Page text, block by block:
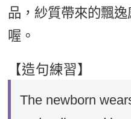
品，紗質帶來的飄
喔。
【造句練習】
The newborn